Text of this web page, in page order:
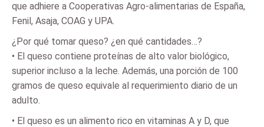
que adhiere a Cooperativas Agro-alimentarias de España,
Fenil, Asaja, COAG y UPA.
¿Por qué tomar queso? ¿en qué cantidades…?
• El queso contiene proteínas de alto valor biológico,
superior incluso a la leche. Además, una porción de 100
gramos de queso equivale al requerimiento diario de un
adulto.
• El queso es un alimento rico en vitaminas A y D, que